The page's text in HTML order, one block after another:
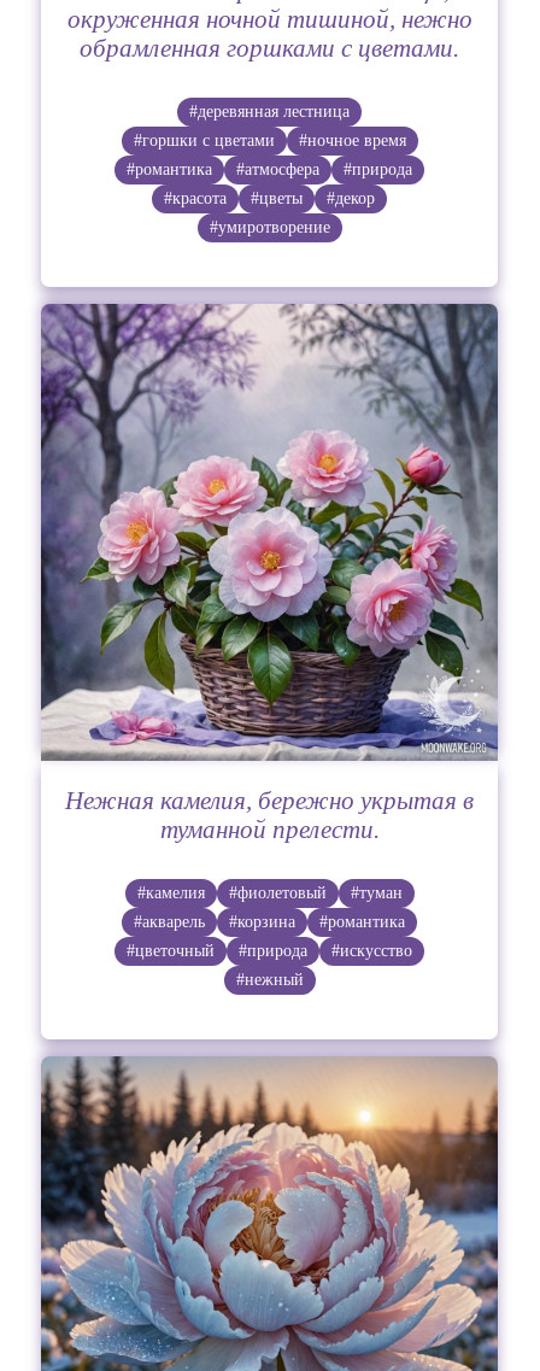
окруженная ночной тишиной, нежно
обрамленная горшками с цветами.
#деревянная лестница
#горшки с цветами
#ночное время
#романтика
#атмосфера
#природа
#красота
#цветы
#декор
#умиротворение
Нежная камелия, бережно укрытая в
туманной прелести.
#камелия #фиолетовый
#туман
#акварель
#корзина
#романтика
#цветочный
#природа
#искусство
#нежный